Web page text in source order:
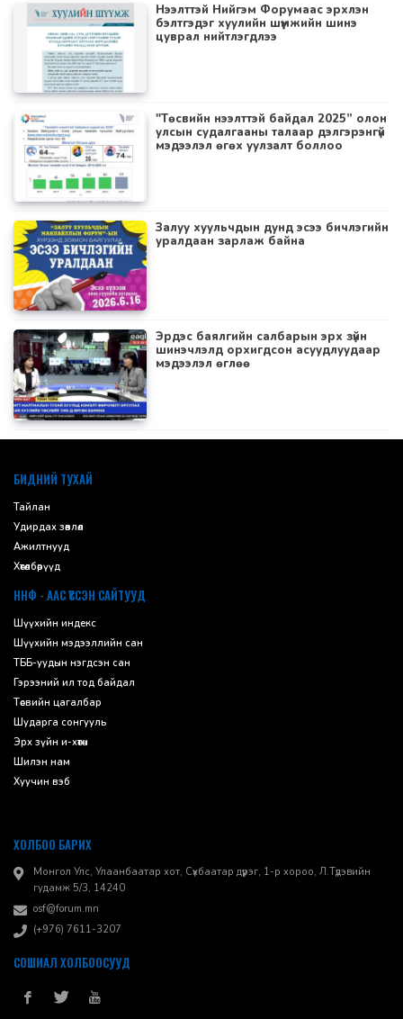
Нээлттэй Нийгэм Форумаас эрхлэн
бэлтгэдэг хуулийн шүүмжийн шинэ
цуврал нийтлэгдлээ
"Төсвийн нээлттэй байдал 2025” олон
улсын судалгааны талаар дэлгэрэнгүй
мэдээлэл өгөх уулзалт боллоо
Залуу хуульчдын дунд эсээ бичлэгийн
уралдаан зарлаж байна
Эрдэс баялгийн салбарын эрх зүйн
шинэчлэлд орхигдсон асуудлуудаар
мэдээлэл өглөө
БИДНИЙ ТУХАЙ
Тайлан
Удирдах зөвлөл
Ажилтнууд
Хөтөлбөрүүд
ННФ - ААС ҮҮССЭН САЙТУУД
Шүүхийн индекс
Шүүхийн мэдээллийн сан
ТББ-уудын нэгдсэн сан
Гэрээний ил тод байдал
Төсвийн цагалбар
Шударга сонгууль
Эрх зүйн и-хөтөч
Шилэн нам
Хуучин вэб
ХОЛБОО БАРИХ
Монгол Улс, Улаанбаатар хот, Сүхбаатар дүүрэг, 1-р хороо, ​Л.Түдэвийн
гудамж 5/3, 14240
osf@forum.mn
(+976) 7611-3207
СОШИАЛ ХОЛБООСУУД